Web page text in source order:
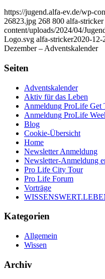
https://jugend.alfa-ev.de/wp-
26823.jpg 268 800 alfa-stricker
content/uploads/2024/04/
Logo.svg alfa-stricker2020-12-
Dezember – Adventskalender
Seiten
Adventskalender
Aktiv für das Leben
Anmeldung ProLife Get
Anmeldung ProLife
Blog
Cookie-Übersicht
Home
Newsletter Anmeldung
Newsletter-Anmeldung
Pro Life City Tour
Pro Life Forum
Vorträge
Kategorien
Allgemein
Wissen
Archiv